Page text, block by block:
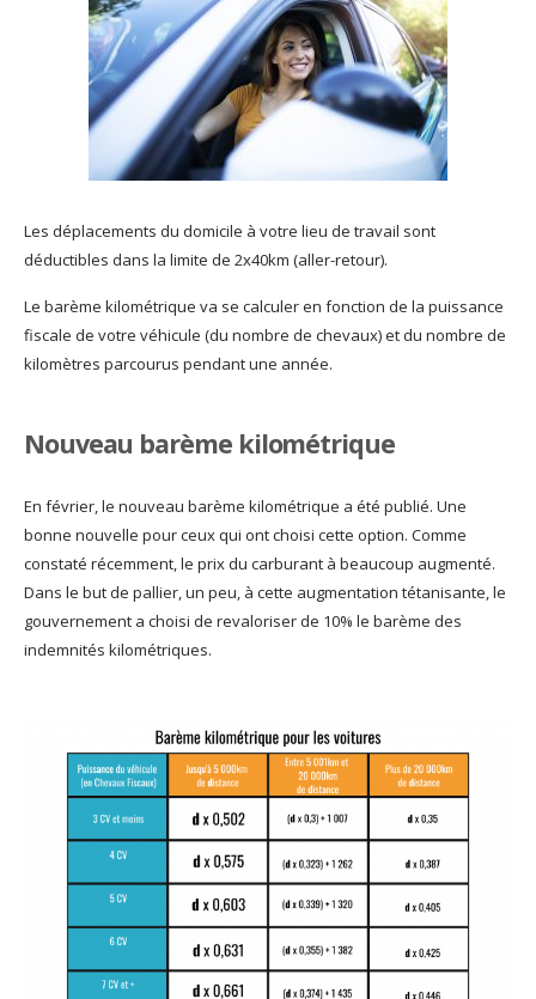
Les déplacements du domicile à votre lieu de travail sont
déductibles dans la limite de 2x40km (aller-retour).
Le barème kilométrique va se calculer en fonction de la puissance
fiscale de votre véhicule (du nombre de chevaux) et du nombre de
kilomètres parcourus pendant une année.
Nouveau barème kilométrique
En février, le nouveau barème kilométrique a été publié. Une
bonne nouvelle pour ceux qui ont choisi cette option. Comme
constaté récemment, le prix du carburant à beaucoup augmenté.
Dans le but de pallier, un peu, à cette augmentation tétanisante, le
gouvernement a choisi de revaloriser de 10% le barème des
indemnités kilométriques.